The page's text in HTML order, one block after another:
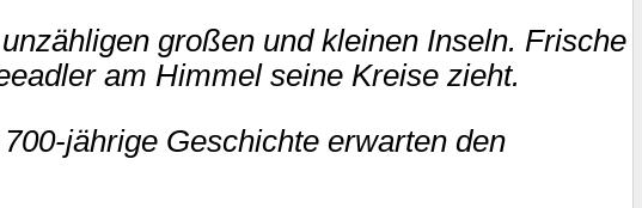
großen und kleinen Inseln. Frische
am Himmel seine Kreise zieht.
jährige Geschichte erwarten den